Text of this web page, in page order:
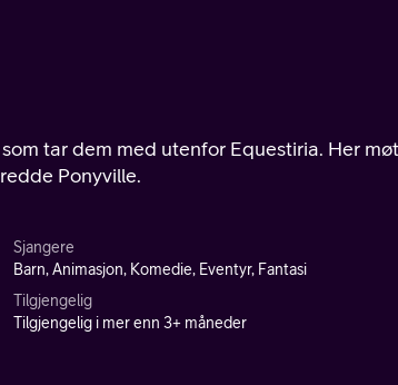
Ponyville.
Sjangere
Barn, Animasjon, Komedie, Eventyr, Fantasi
Tilgjengelig
Tilgjengelig i mer enn 3+ måneder